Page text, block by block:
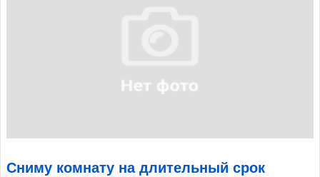
Сниму комнату на длительный срок